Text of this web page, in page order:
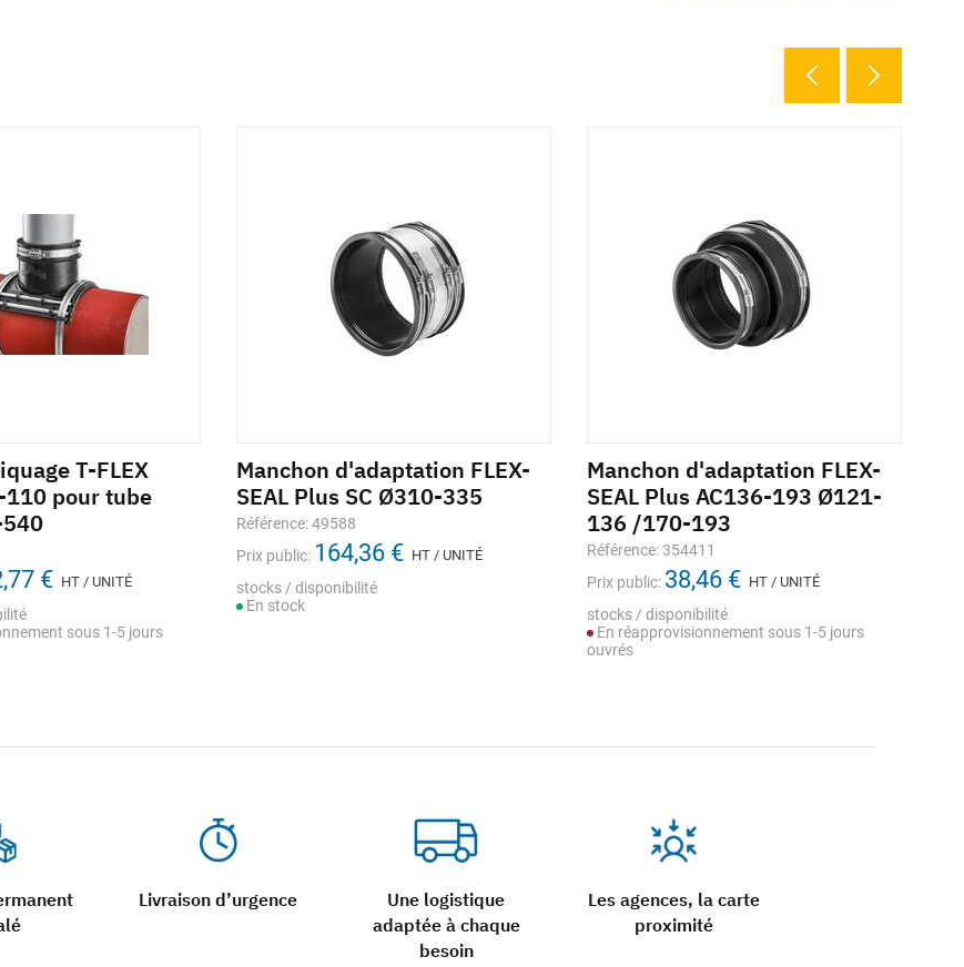
Livraison d’urgence
Une logistique
adaptée à chaque
besoin
Les agences, la carte
proximité
T-FLEX
pour tube
€ HT / UNITÉ
sous 1-5 jours
Manchon d'adaptation FLEX-
SEAL Plus SC Ø310-335
Référence: 49588
Prix public: 164,36 € HT / UNITÉ
stocks / disponibilité
En stock
Manchon d'adaptation FLEX-
SEAL Plus AC136-193 Ø121-
136 /170-193
Référence: 354411
Prix public: 38,46 € HT / UNITÉ
stocks / disponibilité
En réapprovisionnement sous 1-5 jours
ouvrés